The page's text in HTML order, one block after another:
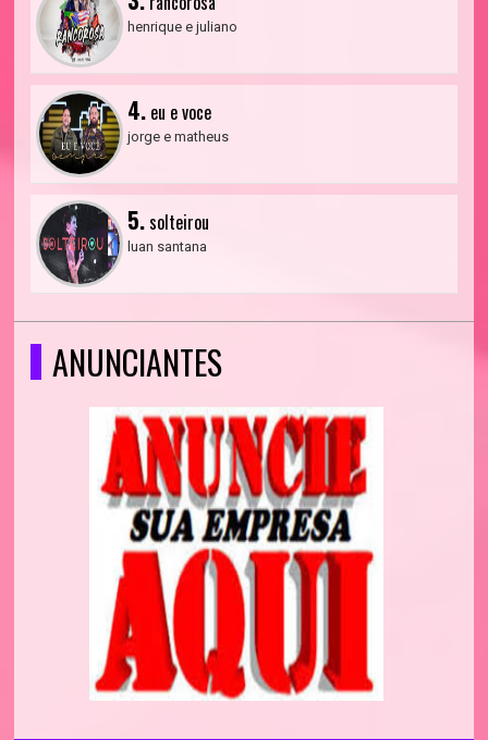
henrique e juliano
4. eu e voce
jorge e matheus
5.solteirou
luan santana
ANUNCIANTES